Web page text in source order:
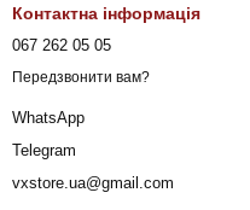
Контактна інформація
067 262 05 05
Передзвонити вам?
WhatsApp
Telegram
vxstore.ua@gmail.com